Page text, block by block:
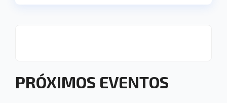
PRÓXIMOS EVENTOS